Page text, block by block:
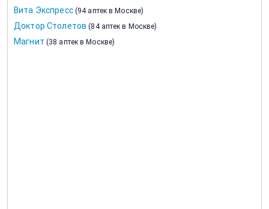
Вита Экспресс (94 аптек в Москве)
Доктор Столетов (84 аптек в Москве)
Магнит (38 аптек в Москве)